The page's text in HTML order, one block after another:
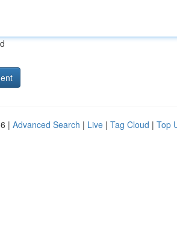
| Advanced Search | Live | Tag Cloud | Top